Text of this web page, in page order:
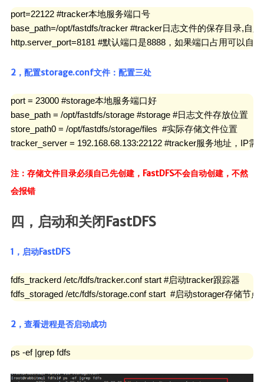
port=22122 #tracker本地服务端口号
base_path=/opt/fastdfs/tracker #tracker日志文件的保存目录,自定
http.server_port=8181 #默认端口是8888，如果端口占用可以自
2，配置storage.conf文件：配置三处
port = 23000 #storage本地服务端口好
base_path = /opt/fastdfs/storage #storage #日志文件存放位置
store_path0 = /opt/fastdfs/storage/files  #实际存储文件位置
tracker_server = 192.168.68.133:22122 #tracker服务地址，IP
注：存储文件目录必须自己先创建，FastDFS不会自动创建，不然
会报错
四，启动和关闭FastDFS
1，启动FastDFS
fdfs_trackerd /etc/fdfs/tracker.conf start #启动tracker跟踪器
fdfs_storaged /etc/fdfs/storage.conf start  #启动storager存储节点
2，查看进程是否启动成功
ps -ef |grep fdfs